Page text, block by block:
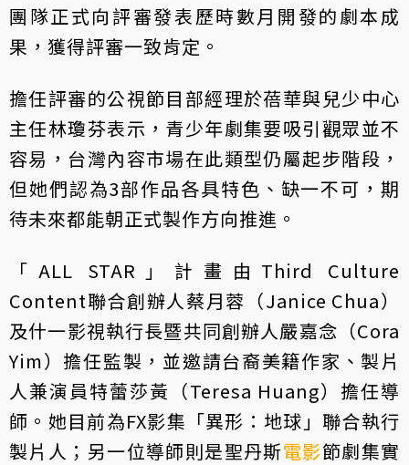
團隊正式向評審發表歷時數月開發的劇本成
果，獲得評審一致肯定。
擔任評審的公視節目部經理於蓓華與兒少中心
主任林瓊芬表示，青少年劇集要吸引觀眾並不
容易，台灣內容市場在此類型仍屬起步階段，
但她們認為3部作品各具特色、缺一不可，期
待未來都能朝正式製作方向推進。
「ALL STAR」計畫由Third Culture
Content聯合創辦人蔡月蓉（Janice Chua）
及什一影視執行長暨共同創辦人嚴嘉念（Cora
Yim）擔任監製，並邀請台裔美籍作家、製片
人兼演員特蕾莎黃（Teresa Huang）擔任導
師。她目前為FX影集「異形：地球」聯合執行
製片人；另一位導師則是聖丹斯電影節劇集實